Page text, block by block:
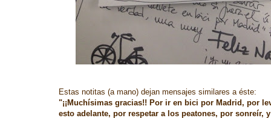
Estas notitas (a mano) dejan mensajes similares a éste:
"¡¡Muchísimas gracias!! Por ir en bici por Madrid, por
esto adelante, por respetar a los peatones, por sonreír,